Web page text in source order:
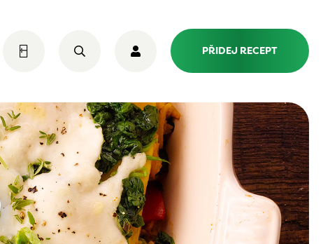
PŘIDEJ RECEPT